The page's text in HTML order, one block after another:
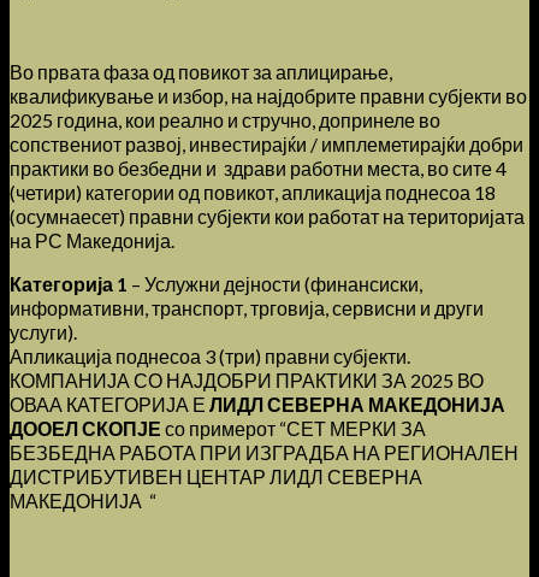
Во првата фаза од повикот за аплицирање,
квалификување и избор, на најдобрите правни субјекти во
2025 година, кои реално и стручно, допринеле во
сопствениот развој, инвестирајќи / имплеметирајќи добри
практики во безбедни и здрави работни места, во сите 4
(четири) категории од повикот, апликација поднесоа 18
(осумнаесет) правни субјекти кои работат на територијата
на РС Македонија.
Категорија 1 – Услужни дејности (финансиски,
информативни, транспорт, трговија, сервисни и други
услуги).
Апликација поднесоа 3 (три) правни субјекти.
КОМПАНИЈА СО НАЈДОБРИ ПРАКТИКИ ЗА 2025 ВО
ОВАА КАТЕГОРИЈА Е ЛИДЛ СЕВЕРНА МАКЕДОНИЈА
ДООЕЛ СКОПЈЕ со примерот “СЕТ МЕРКИ ЗА
БЕЗБЕДНА РАБОТА ПРИ ИЗГРАДБА НА РЕГИОНАЛЕН
ДИСТРИБУТИВЕН ЦЕНТАР ЛИДЛ СЕВЕРНА
МАКЕДОНИЈА “